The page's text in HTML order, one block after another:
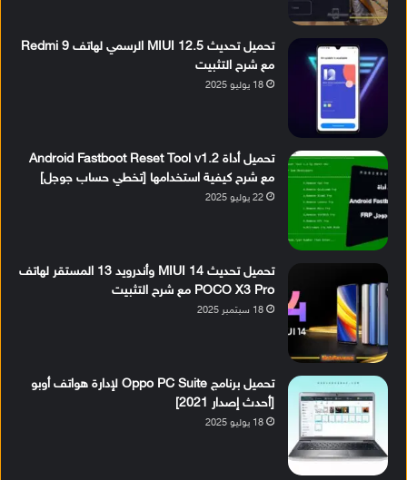
تحميل تحديث MIUI 12.5 الرسمي لهاتف Redmi 9
مع شرح التثبيت
18 يوليو 2025
تحميل أداة Android Fastboot Reset Tool v1.2
مع شرح كيفية استخدامها [تخطي حساب جوجل]
22 يوليو 2025
تحميل تحديث MIUI 14 وأندرويد 13 المستقر لهاتف
POCO X3 Pro مع شرح التثبيت
18 سبتمبر 2025
تحميل برنامج Oppo PC Suite لإدارة هواتف أوبو
[أحدث إصدار 2021]
18 يوليو 2025